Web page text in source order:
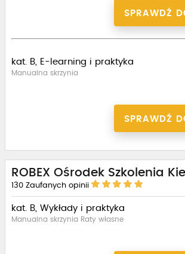
SPRAWDŹ
kat. B, E-learning i praktyka
Manualna skrzynia
SPRAWDŹ
ROBEX Ośrodek Szkolenia
130 Zaufanych opinii
kat. B, Wykłady i praktyka
Manualna skrzynia Raty własne